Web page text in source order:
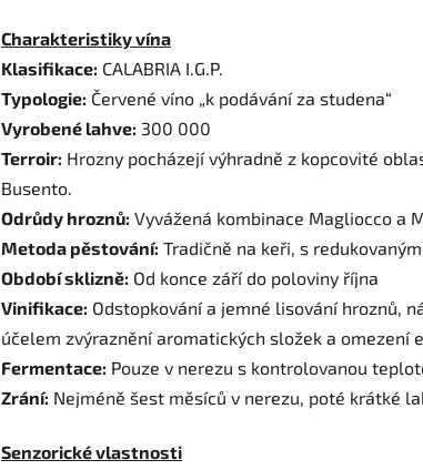
Charakteristiky vína
Klasifikace: CALABRIA I.G.P.
Typologie: Červené víno „k podávání za studena“
Vyrobené lahve: 300 000
Terroir: Hrozny pocházejí výhradně z kopcovité
Busento.
Odrůdy hroznů: Vyvážená kombinace Magliocco a
Metoda pěstování: Tradičně na keři, s
Období sklizně: Od konce září do poloviny října
Vinifikace: Odstopkování a jemné lisování hroznů,
účelem zvýraznění aromatických složek a omezení
Fermentace: Pouze v nerezu s kontrolovanou
Zrání: Nejméně šest měsíců v nerezu, poté krátké
Senzorické vlastnosti